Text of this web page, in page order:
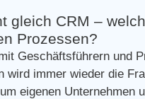
gleich CRM –
Prozessen?
Geschäftsführern und
wird immer wieder die
eigenen Unternehmen